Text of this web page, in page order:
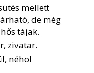
mellett
de még
tájak.
zivatar.
néhol